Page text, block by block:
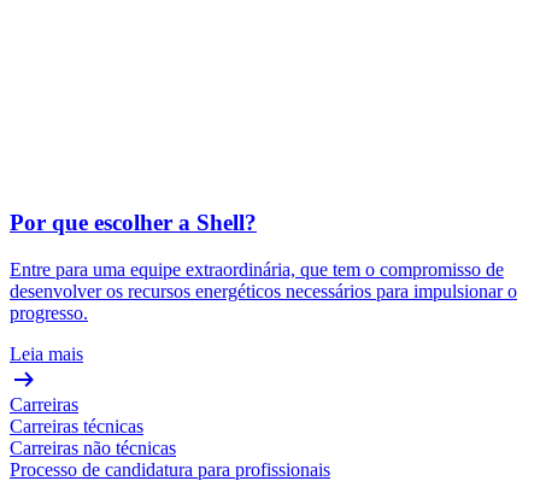
Por que escolher a Shell?
Entre para uma equipe extraordinária, que tem o compromisso de
desenvolver os recursos energéticos necessários para impulsionar o
progresso.
Leia mais
Carreiras
Carreiras técnicas
Carreiras não técnicas
Processo de candidatura para profissionais